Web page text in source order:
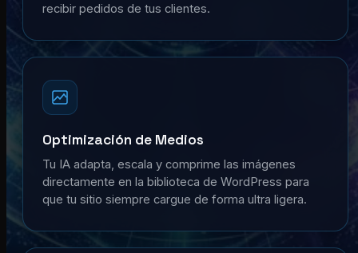
recibir pedidos de tus clientes.
Optimización de Medios
Tu IA adapta, escala y comprime las imágenes
directamente en la biblioteca de WordPress para
que tu sitio siempre cargue de forma ultra ligera.